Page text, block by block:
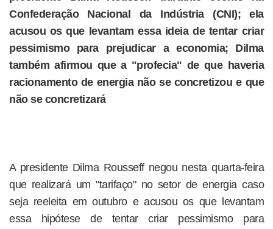
Confederação Nacional da Indústria (CNI); ela
acusou os que levantam essa ideia de tentar criar
pessimismo para prejudicar a economia; Dilma
também afirmou que a "profecia" de que haveria
racionamento de energia não se concretizou e que
não se concretizará
A presidente Dilma Rousseff negou nesta quarta-feira
que realizará um "tarifaço" no setor de energia caso
seja reeleita em outubro e acusou os que levantam
essa hipótese de tentar criar pessimismo para